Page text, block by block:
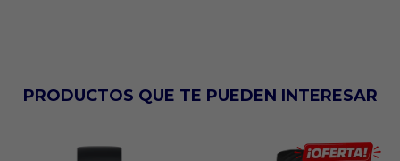
PRODUCTOS QUE TE PUEDEN INTERESAR